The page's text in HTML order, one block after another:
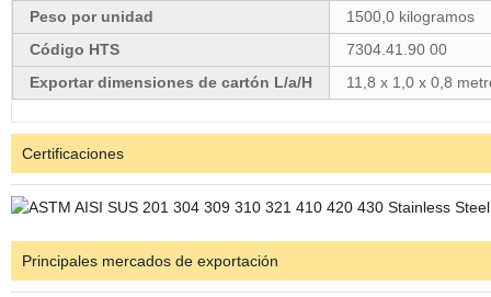
Peso por unidad
1500,0 kilogramos
Código HTS
7304.41.90 00
Exportar dimensiones de cartón L/a/H
11,8 x 1,0 x 0,8
Certificaciones
Principales mercados de exportación